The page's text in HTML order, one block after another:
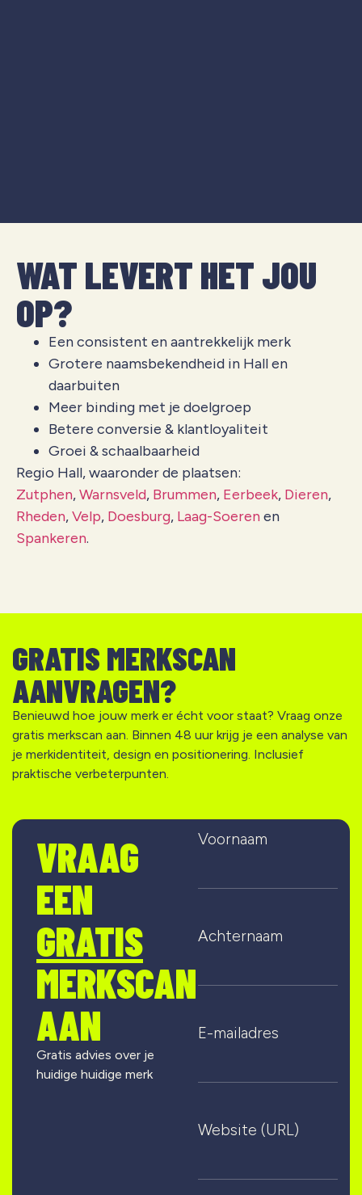
WAT LEVERT HET JOU
OP?
Een consistent en aantrekkelijk merk
Grotere naamsbekendheid in Hall en
daarbuiten
Meer binding met je doelgroep
Betere conversie & klantloyaliteit
Groei & schaalbaarheid
Regio Hall, waaronder de plaatsen:
Zutphen,Warnsveld, Brummen, Eerbeek, Dieren,
Rheden,Velp, Doesburg, Laag-Soerenen
Spankeren.
GRATIS MERKSCAN
AANVRAGEN?
Benieuwd hoe jouw merk er écht voor staat? Vraag onze
gratis merkscan aan. Binnen 48 uur krijg je een analyse van
je merkidentiteit, design en positionering. Inclusief
praktische verbeterpunten.
VRAAG
EEN
GRATIS
MERKSCAN
AAN
Gratis advies over je
huidige huidige merk
Voornaam
Achternaam
E-mailadres
Website (URL)